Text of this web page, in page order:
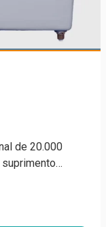
de 20.000
suprimento…